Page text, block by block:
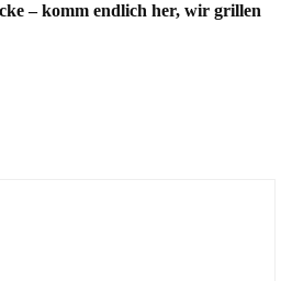
– komm endlich her, wir grillen